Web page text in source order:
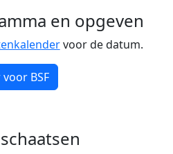
en opgeven
voor de datum.
BSF